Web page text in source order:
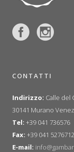
CONTATTI
Indirizzo: Calle del
30141 Murano
Tel: +39 041 736576
Fax: +39 041 5276712
E-mail: